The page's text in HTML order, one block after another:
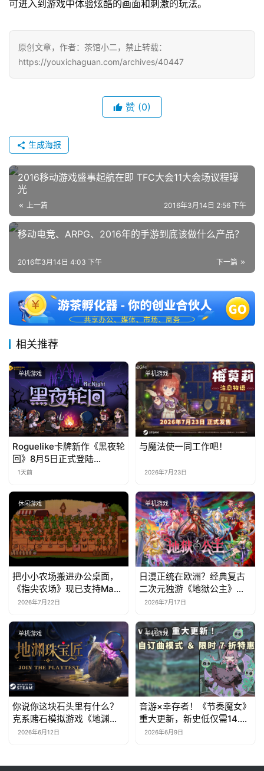
月
3
0
对
会
上
海
中
文
国
)
可进入到游戏中体验炫酷的画面和刺激的玩法。
原创文章，作者：茶馆小二，禁止转载：
https://youxichaguan.com/archives/40447
赞 (0)
生成海报
2016移动游戏盛事起航在即 TFC大会11大会场议程曝
光
上一篇 2016年3月14日 2:56 下午
移动电竞、ARPG、2016年的手游到底该做什么产品？
下一篇
2016年3月14日 4:03 下午
相关推荐
单机游戏
Roguelike卡牌新作《黑夜轮
回》8月5日正式登陆
Steam，首发9折优惠开启
1天前
单机游戏
与魔法使一同工作吧！
2026年7月23日
休闲游戏
把小小农场搬进办公桌面，
《指尖农场》现已支持Mac
系统！
2026年7月22日
单机游戏
日漫正统在欧洲？经典复古
二次元独游《地狱公主》现
已EA上线
2026年7月17日
单机游戏
你说你这块石头里有什么？
克系赌石模拟游戏《地渊珠
宝匠》6月12日开启Steam
2026年6月12日
单机游戏
音游×幸存者！《节奏魔女》
重大更新，新史低仅需14.7
元2026年6月9日